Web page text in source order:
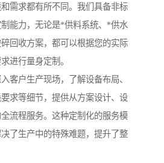
需求都有所不同。我们具备非标
能力，无论是*供料系统、*供水
回收方案，都可以根据您的实际
进行量身定制。
客户生产现场，了解设备布局、
求等细节，提供从方案设计、设
流程服务。这种定制化的服务模
了生产中的特殊难题，提升了整